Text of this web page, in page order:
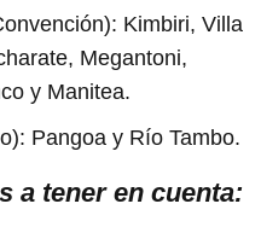
Kimbiri, Villa
Megantoni,
y Manitea.
Pangoa y Río Tambo.
a tener en cuenta: